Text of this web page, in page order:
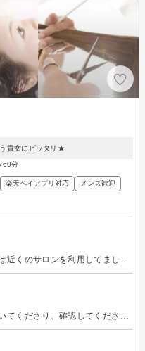
貴女にピッタリ★
60分
楽天ペイアプリ対応 メンズ歓迎